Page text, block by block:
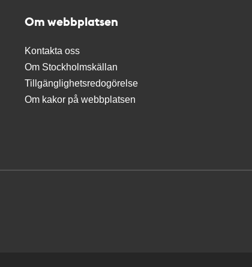
Om webbplatsen
Kontakta oss
Om Stockholmskällan
Tillgänglighetsredogörelse
Om kakor på webbplatsen